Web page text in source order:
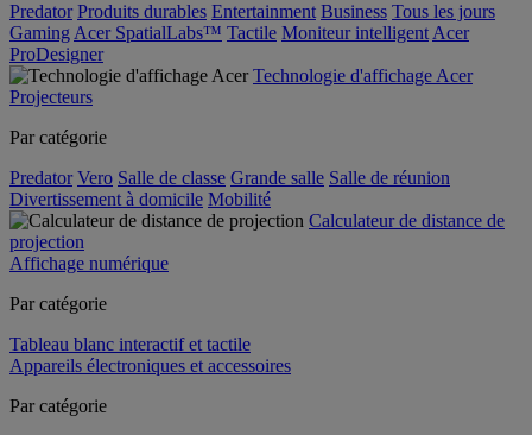
Predator Produits durables Entertainment Business Tous les jours
Gaming Acer SpatialLabs™ Tactile Moniteur intelligent Acer
ProDesigner
Technologie d'affichage Acer
Projecteurs
Par catégorie
Predator Vero Salle de classe Grande salle Salle de réunion
Divertissement à domicile Mobilité
Calculateur de distance de
projection
Affichage numérique
Par catégorie
Tableau blanc interactif et tactile
Appareils électroniques et accessoires
Par catégorie